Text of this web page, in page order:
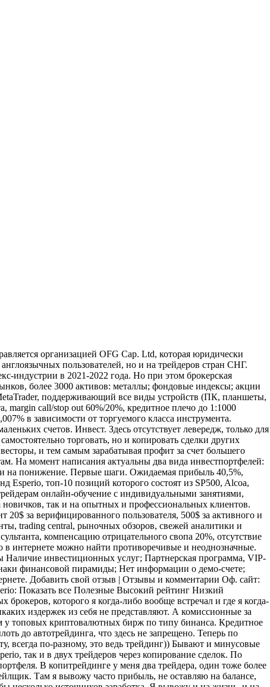
организацией OFG Cap. Ltd, которая юридически
пользователей, но и на трейдеров стран СНГ.
индустрии в 2021-2022 года. Но при этом брокерская
более 3000 активов: металлы; фондовые индексы; акции
поддерживающий все виды устройств (ПК, планшеты,
call/stop out 60%/20%, кредитное плечо до 1:1000
в зависимости от торгуемого класса инструмента.
счетов. Инвест. Здесь отсутствует левередж, только для
торговать, но и копировать сделки других
и тем самым зарабатывая профит за счет большего
На момент написания актуальны два вида инвестпортфелей:
на понижение. Первые шаги. Ожидаемая прибыль 40,5%,
топ-10 позиций которого состоят из SP500, Alcoa,
онлайн-обучение с индивидуальными занятиями,
так и на опытных и профессиональных клиентов.
за верифицированного пользователя, 500$ за активного и
trading central, рыночных обзоров, свежей аналитики и
компенсацию отрицательного свопа 20%, отсутствие
интернете можно найти противоречивые и неоднозначные.
инвестиционных услуг; Партнерская программа, VIP-
финансовой пирамиды; Нет информации о демо-счете;
Добавить свой отзыв | Отзывы и комментарии Оф. сайт:
сотрудники, обладающие опытом и знанием, умеющие общаться и поддержать. - МИНУСЫ: Смущает отсутствие лицензии на деятельность, но пока что это не сильно мешает торговать с Esperio. (0) (0) Ответить RASPOP Июль 3, 2022 в 8:00 пп Ваша оценка20 Спасибо им только в одном моменте, что Esperio не врут про отрицательную доходность по инвестиционным портфелям, что они предлагают клиентам для вложений. У двух портфелей компании отрицательная доходность, и они этого не скрывают. Но в целом я не вижу причин тут торговать. Компания явно неизвестная, ее нет ни в одном нормальном и крупном форекс-рейтинге, про нее мало, кто знает, лицензии нет, страхование также отсутствует. В общем, стандартная кухня с высоким риском. + ПЛЮСЫ: Мошенники хотя бы публикуют реальные отрицательные результаты своих инвестиционных портфелей. Это единственный плюс - МИНУСЫ: Компания явно неизвестная, ее нет ни в одном нормальном и крупном форекс-рейтинге, про нее мало, кто знает, лицензии нет, страхование также отсутствует. Это кухня. (0) (0) Ответить ABZI Август 1, 2022 в 12:01 пп Ваша оценка20 Мне неприятно это писать, уже хотелось бы поскорее забыть об этом факапе, который я совершил, но все-таки я напишу, чтобы предупредить других людей об этой потенциальной опасности. Все дело в том, что Esperio не выводит мне мои деньги, которые я отправил сюда, чтобы торговать. Сумма, которая тут застряла – 2000 долларов. Делал перевод через Webmoney, так как у меня как раз были деньги на этой платежной системе. Это было примерно полгода назад. Да, времени уже прошло предостаточно, и я понял, что нет возможности хотя бы даже часть денег вернуть. Я обращался к юристам, там в один голос говорили, что деньги непонятно куда ушли, и еще через вебмани, ладно бы был банк, можно было что-то попробовать, тот же чарджбек, но нет, тут вообще без вариантов. Брокер казался мне белым и пушистым, с крутыми условиями, с официальной позицией честного брокерского обслуживания. Классный официальный сайт, куча услуг, интересные и приятные торговые условия – все это в итоге было обычной заманухой, как и инвестиции, копи-трейдинг и прочая дичь, которую так впаривает этот мошенник. Не влезайте в эту мошенническую организацию, потому что вы не сможете потом деньги вывести. Будете мучаться как я. На связь скамеры не выходят, контакту не поддаются. Я уже смирился с потерей, но все равно тяжело принять окончательно. + ПЛЮСЫ: Да нет тут плюсов. Все плюсы, которые я считал именно плюсами, в итоге никакой роли не сыграли. - МИНУСЫ: Брокерская компания мне попросту не выводит деньги, к сожалению. Никак не могу вернуть средства, полный игнор с их стороны, юристы тоже качают головами (0) (0) Ответить SKARLET Август 18, 2022 в 7:33 пп Ваша оценка80 Нет плохих слов про ДЦ Esperio, так как на этого посредника можно положиться. На мелкие суммы он работает по B-Book, хеджируя совокупные позиции клиентов, но на крупных счетах тут обязательно ECN, без исключений. + ПЛЮСЫ: На мелких депках по B-Book, но хеджирует, на больших – гарантированно ECN. Все документы при нем, в порядке. Обильное количество дополнительных услуг. Гибкие условия. Высокая степень надежности и безопасности. (0) (0) Ответить 777 Август 26, 2022 в 2:13 дп Ваша оценка80 Да, брокер офшорный, но разве это проблема? Я тут сразу же помимо регистрации аккаунта еще и ПАММ открыл, чтобы подключать к себе инвесторов и получать больше профита. На данный момент уже 6 человек подключено. + ПЛЮСЫ: Грамотный и весьма удобный сервис для копирования сделок. Я дополнительно на этом зарабатываю 3000$/месяц, ну примерно около этого. Вывод делаю раз в месяц, компания выводит стабильно без заморочек. - МИНУСЫ: Лично я никаких минусов не заметил (0) (0) Ответить GAPINVEST Август 26, 2022 в 10:17 пп Ваша оценка10 Несколько моментов про Esperio, прочитав которые, я надеюсь, что вы передумаете открывать здесь брокерский счет. Итак, во-первых, компания работает нелегально во многих юрисдикциях, и в том числе в Российской Федерации, это даже важнее понимать, если вы резидент РФ, как я. То есть лицензия на брокерскую деятельность в РФ у них отсутствует. И в случае скама со стороны фирмы (а поверьте мне на слово, это точно скам), вы не защищены, никто разбираться не будет, вы будете сами виноваты, что лишились денег. Во-вторых, фирма «по классике» сразу же отказывается от своей ответственности за любые результаты, которые получит трейдер. Слив депозита, зависание терминала, отказ в выводе – во всем этом виноват сам клиент, контора тут не причем. В-третьих, можете быть уверены в том, что брокеру есть польза от слива ваших денег, потому что Esperio работает как форекс-кухня, а не как настоящий посредник. То, что тут указывается ECN, это сказки для доверчивых людей. У фирмы нет ни одного поставщика ликвидности, они даже название их указать не могут. Да и лицензиями они не владеют, значит даже в теории не могут получить доступ к межбанку. - МИНУСЫ: Отрицательных моментов тут на самом деле полны-полно, я выделил лишь несколько основных: нелегальная деятельность из-за отсутствия лицензии, форекс-кухня с желанием и мотивацией сливать собственных клиентов, так как зарабатывать ведь надо как-то, полный отказ от ответственности, во всем виноват будет клиент (0) (0) Ответить SLUZHY Ноябрь 14, 2022 в 4:44 дп Ваша оценка80 Здесь есть все: бесплатный демонстрационный счет, крутая партнерская программа с щедрыми реферальными выплатами, центовой тип счета для тех, у кого нет большого депозита, но торговать на реальные деньги надо. Также тут есть крутые обучающие курсы, нацеленные на разных клиентов, как новеньких, так и опытных трейдеров. Проводятся они в разных форматах, как индивидуально, так и в виде групповых вебинаров. Аналитика, обзоры рынков – это все понятно. Еще крутые возможности для инвесторов. Копитрейдинг, инвестиционные портфели, инвестиционный фонд. Кстати. По поводу копитрейдинга, это крутая штука и для самих трейдеров, которые умеют торговать, но у них нет большого депозита, чтобы получать хорошие деньги, поэтому можно привлекать инвесторов, готовых инвестировать деньги, чтобы получать пассивный профит и делиться его какой-то частью. Еще тут есть партнерская программа, идеально для тех, у кого есть свой блог, кто умеет привлекать клиентов. Услуги и возможности на любой вкус. За это я любую эту брокерскую компанию, и поэтому я могу ее порекомендовать. + ПЛЮСЫ: копитрейдинг, инвестиционные услуги, партнерская программа, демонстрационный счет, исламский счет, обучающие материалы, аналитика, обзоры рынков - МИНУСЫ: отсутствуют (0) (0) Ответить BONIES Ноябрь 14, 2022 в 9:42 пп Ваша оценка10 По легенде, брокерская компания Esperio начала свою деятельность в 2011 году. Вот только это откровенное вранье, о чем нам прекрасно говорит дата регистрации домена, которая сигнализирует о 2021 годе. Кроме этого, первые